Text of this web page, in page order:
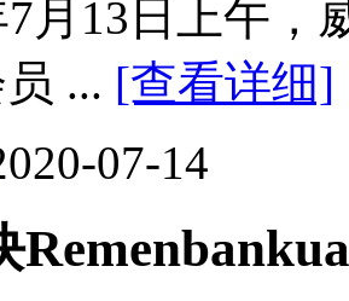
7月13日上午，
... [查看详细]
07-14
Remen